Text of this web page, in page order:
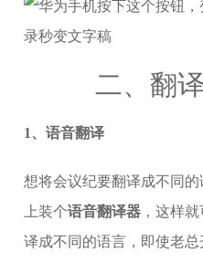
二、翻
1、语音翻译
想将会议纪要翻译成不同
上装个语音翻译器 ，这样
译成不同的语言，即使老